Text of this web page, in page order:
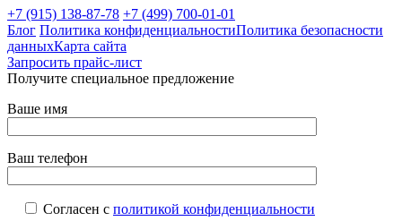
+7 (915) 138-87-78 +7 (499) 700-01-01
Блог Политика конфиденциальностиПолитика безопасности
данныхКарта сайта
Запросить прайс-лист
Получите специальное предложение
Ваше имя
Ваш телефон
Согласен с политикой конфиденциальности